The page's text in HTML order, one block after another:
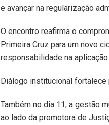
e avançar na regularização
O encontro reafirma o
Primeira Cruz para um novo
responsabilidade na
Diálogo institucional
Também no dia 11, a gestão
ao lado da promotora de